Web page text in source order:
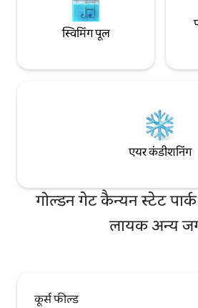
स्विमिंग पूल
एयर कंडीशनिंग
गोल्डन गेट कैन्यन स्टेट
लायक अन्य
कूर्स फील्ड